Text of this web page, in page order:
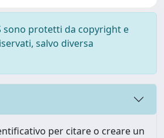
sono protetti da copyright e
salvo diversa
per citare o creare un